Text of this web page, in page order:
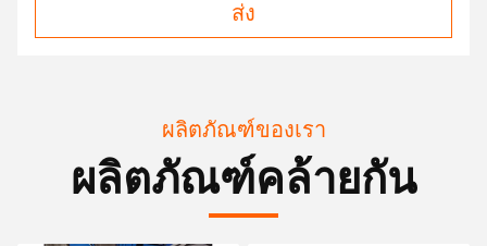
ส่ง
ผลิตภัณฑ์ของเรา
ผลิตภัณฑ์คล้ายกัน